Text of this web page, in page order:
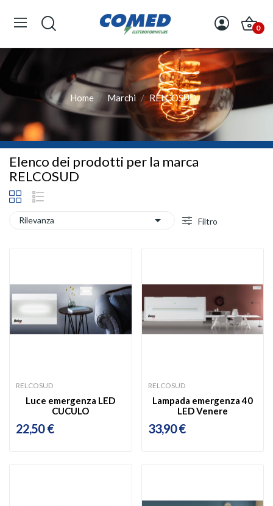
0
Home Marchi RELCOSUD
Elenco dei prodotti per la marca
RELCOSUD
Rilevanza  Filtro
RELCOSUD
Luce emergenza LED
CUCULO
22,50 €
RELCOSUD
Lampada emergenza 40
LED Venere
33,90 €